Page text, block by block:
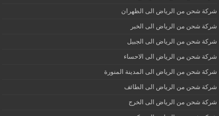
شركة شحن من الرياض الى الظهران
شركة شحن من الرياض الى الخبر
شركة شحن من الرياض الى الجبيل
شركة شحن من الرياض الى الاحساء
شركة شحن من الرياض الى المدينة المنورة
شركة شحن من الرياض الى الطائف
شركة شحن من الرياض الى الخرج